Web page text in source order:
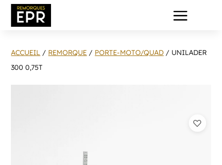
a
ACCUEIL / REMORQUE / PORTE-MOTO/QUAD / UNILADER
300 0,75T